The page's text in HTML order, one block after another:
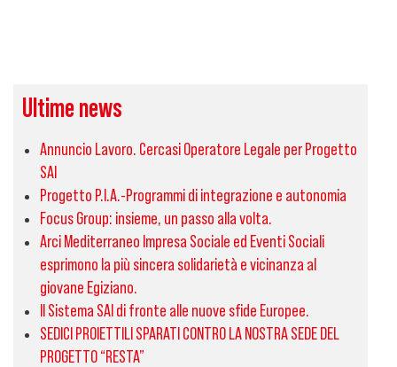
Ultime news
Annuncio Lavoro. Cercasi Operatore Legale per Progetto
SAI
Progetto P.I.A.-Programmi di integrazione e autonomia
Focus Group: insieme, un passo alla volta.
Arci Mediterraneo Impresa Sociale ed Eventi Sociali
esprimono la più sincera solidarietà e vicinanza al
giovane Egiziano.
Il Sistema SAI di fronte alle nuove sfide Europee.
SEDICI PROIETTILI SPARATI CONTRO LA NOSTRA SEDE DEL
PROGETTO “RESTA”